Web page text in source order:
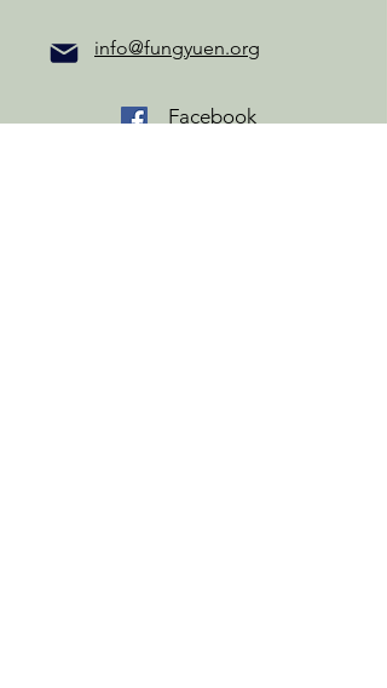
info@fungyuen.org
Facebook